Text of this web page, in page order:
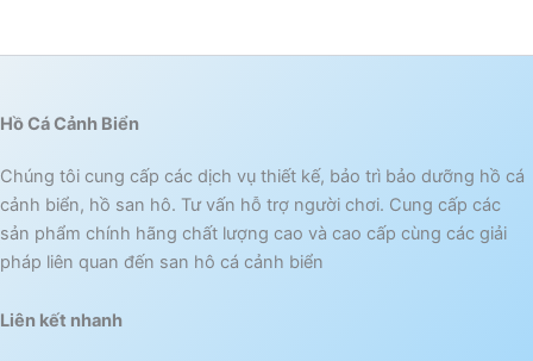
Hồ Cá Cảnh Biển
Chúng tôi cung cấp các dịch vụ thiết kế, bảo trì bảo dưỡng hồ cá
cảnh biển, hồ san hô. Tư vấn hỗ trợ người chơi. Cung cấp các
sản phẩm chính hãng chất lượng cao và cao cấp cùng các giải
pháp liên quan đến san hô cá cảnh biển
Liên kết nhanh